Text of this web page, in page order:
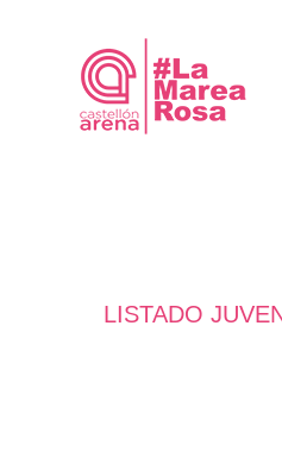
contenido
LISTADO